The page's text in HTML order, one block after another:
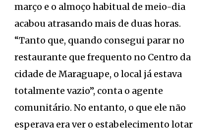
março e o almoço habitual de meio-dia
acabou atrasando mais de duas horas.
“Tanto que, quando consegui parar no
restaurante que frequento no Centro da
cidade de Maraguape, o local já estava
totalmente vazio”, conta o agente
comunitário. No entanto, o que ele não
esperava era ver o estabelecimento lotar